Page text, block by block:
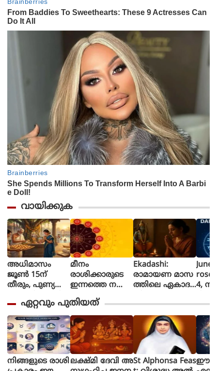
വായിക്കുക
അധിമാസം
ജൂൺ 15ന്
തീരും, പുണ്യ
ഈ 5 കാര്യങ്ങൾ
ചെയ്യാൻ ഇ
നിയും വൈക
രുത്
മീനം
രാശിക്കാരുടെ
ഇന്നത്തെ നക്ഷ
ത്രഫലം
Ekadashi:
രാമായണ മാസ
ത്തിലെ ഏകാദ
ത്തിന്റെ ആ
ത്മീയ പ്രാധാന്യ
വുമെന്ത്?
June
4,
നെ?
ഏറ്റവും പുതിയത്
നിങ്ങളുടെ രാശിലക്ഷ്മി ദേവി അSt Alphonsa Feasഈ